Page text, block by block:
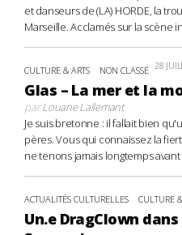
et danseurs de (LA) HORDE, la
Marseille. Acclamés sur la scène
CULTURE & ARTS NON CLASSÉ 28
Glas – La mer et la
parLouane Lallemant
Je suis bretonne : il fallait bien
pères. Vous qui connaissez la
ne tenons jamais longtemps
ACTUALITÉS CULTURELLES CULTURE
Un.e DragClown